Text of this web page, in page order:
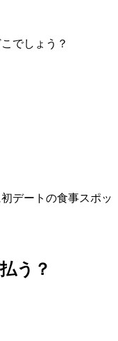
でしょう？
デートの食事スポッ
う？